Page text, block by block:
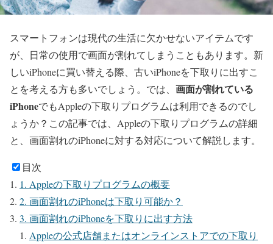
スマートフォンは現代の生活に欠かせないアイテムです
が、日常の使用で画面が割れてしまうこともあります。新
しいiPhoneに買い替える際、古いiPhoneを下取りに出すこ
とを考える方も多いでしょう。では、 画面が割れている
iPhoneでもAppleの下取りプログラムは利用できるのでし
ょうか？この記事では、Appleの下取りプログラムの詳細
と、画面割れのiPhoneに対する対応について解説します。
目次
1. Appleの下取りプログラムの概要
2. 画面割れのiPhoneは下取り可能か？
3. 画面割れのiPhoneを下取りに出す方法
Appleの公式店舗またはオンラインストアでの下取り